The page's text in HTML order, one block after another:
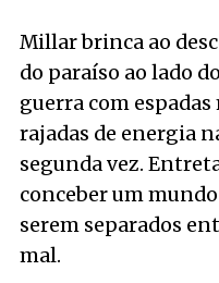
Millar brinca ao
do paraíso ao lado
guerra com
rajadas de energia
segunda vez.
conceber um
serem separados
mal.